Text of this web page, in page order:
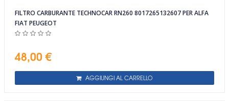
FILTRO CARBURANTE TECHNOCAR RN260 8017265132607 PER ALFA
FIAT PEUGEOT
48,00 €
AGGIUNGI AL CARRELLO